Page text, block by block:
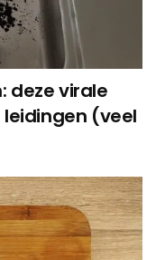
deze virale
(veel